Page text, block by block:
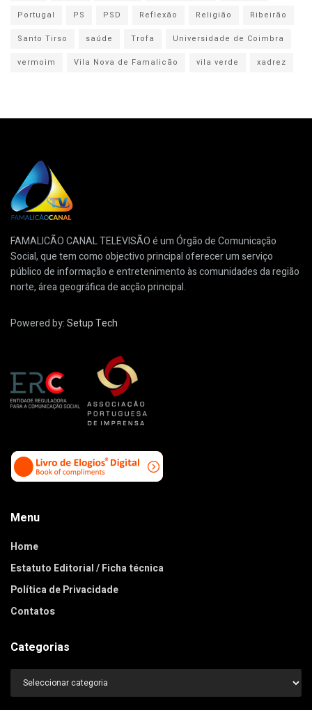
Portugal
PS PSD Reflexão Religião
Ribeirão
Santo Tirso
saúde Trofa
Universidade de Coimbra
vermoim
Vila Nova de Famalicão vila verde xadrez
FAMALICÃO CANAL TELEVISÃO é um Órgão de Comunicação
Social, que tem como objectivo principal oferecer um serviço
público de informação e entretenimento às comunidades da região
norte, área geográfica de acção principal.
Powered by:Setup Tech
Menu
Home
Estatuto Editorial / Ficha técnica
Política de Privacidade
Contatos
Categorias
Categorias